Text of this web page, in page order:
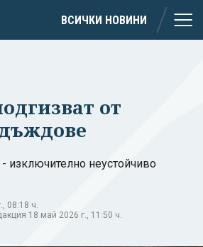
ВСИЧКИ НОВИНИ
от
изключително неустойчиво
08:18 ч.
18 май 2026 г., 11:50 ч.